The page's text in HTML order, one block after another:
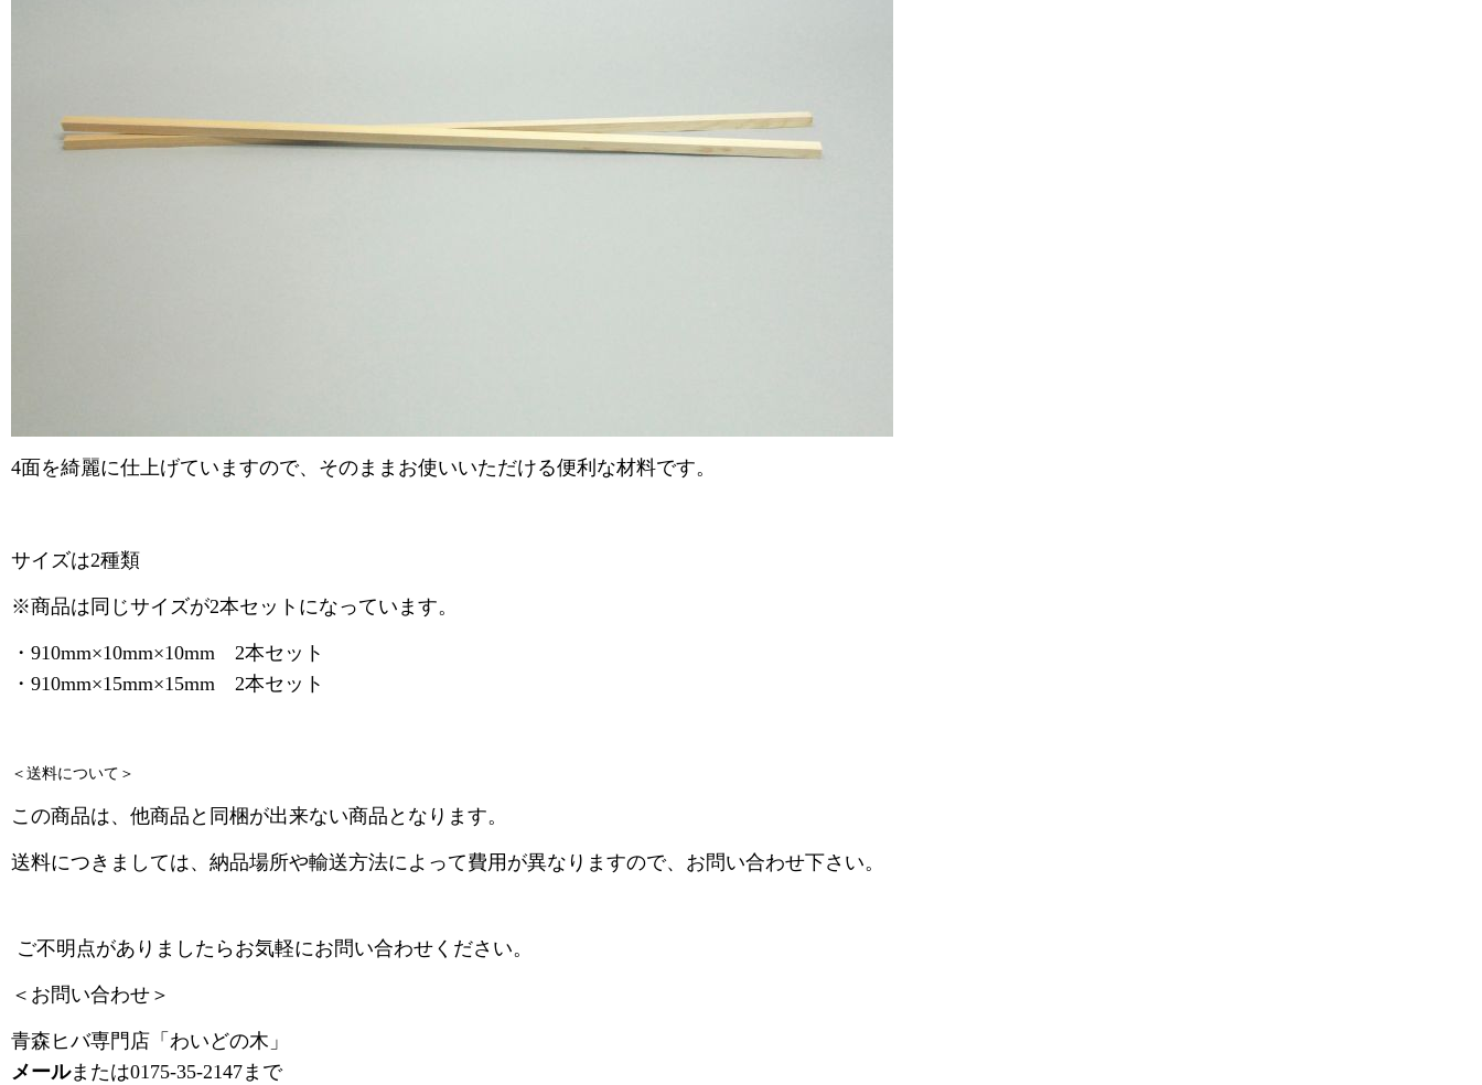
4面を綺麗に仕上げていますので、そのままお使いいただける便利な材料です。
サイズは2種類
※商品は同じサイズが2本セットになっています。
・910mm×10mm×10mm 2本セット
・910mm×15mm×15mm 2本セット
＜送料について＞
この商品は、他商品と同梱が出来ない商品となります。
送料につきましては、納品場所や輸送方法によって費用が異なりますので、お問い合わせ下さい。
ご不明点がありましたらお気軽にお問い合わせください。
＜お問い合わせ＞
青森ヒバ専門店「わいどの木」
メールまたは0175-35-2147まで